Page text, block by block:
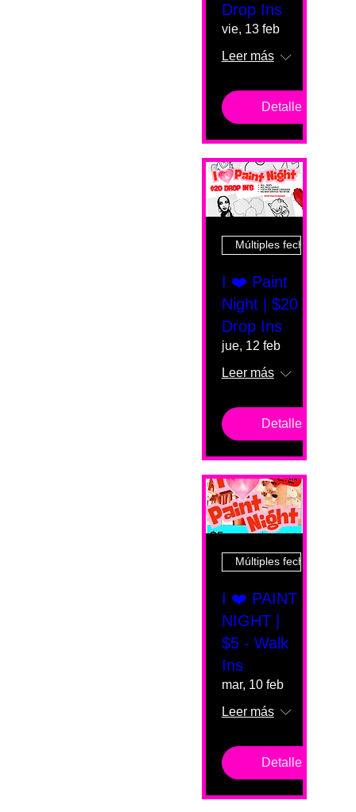
Drop Ins
vie, 13 feb
Leer más
Detalles
Múltiples fechas
I ❤️ Paint
Night | $20
Drop Ins
jue, 12 feb
Leer más
Detalles
Múltiples fechas
I ❤️ PAINT
NIGHT |
$5 - Walk
Ins
mar, 10 feb
Leer más
Detalles